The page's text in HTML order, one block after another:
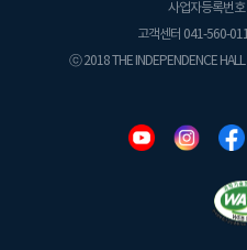
사업자등록번
고객센터 041-560-
ⓒ 2018 THE INDEPENDENCE HALL